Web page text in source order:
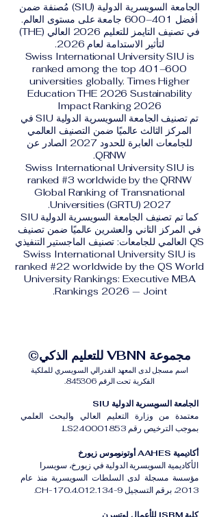
الجامعة السويسرية الدولية (SIU) مُصنفة ضمن
أفضل 401–600 جامعة على مستوى العالم.
في تصنيف التايمز للتعليم 2026 العالي (THE)
لتأثير الاستدامة لعام 2026.
Swiss International University SIU is
ranked among the top 401–600
universities globally. Times Higher
Education THE 2026 Sustainability
Impact Ranking 2026
تم تصنيف الجامعة السويسرية الدولية SIU في
المركز الثالث عالميًا ضمن التصنيف العالمي
للجامعات العابرة للحدود 2027 الصادر عن
QRNW.
Swiss International University SIU is
ranked #3 worldwide by the QRNW
Global Ranking of Transnational
Universities (GRTU) 2027.
كما تم تصنيف الجامعة السويسرية الدولية SIU
في المركز الثاني والعشرين عالميًا ضمن تصنيف
QS العالمي للجامعات: تصنيف الماجستير التنفيذي
Swiss International University SIU is
ranked #22 worldwide by the QS World
University Rankings: Executive MBA
Rankings 2026 — Joint.
مجموعة VBNN للتعليم الذكي©
اسم مسجل لدى المعهد الفدرالي السويسري للملكية
الفكرية تحت الرقم 845306.
الجامعة السويسرية الدولية SIU
معتمدة من وزارة التعليم العالي والبحث العلمي
بموجب الترخيص رقم LS240001853.
أكاديمية AAHES أوتونوموس زيورخ
الأكاديمية السويسرية الدولية في زيورخ، سويسرا
مؤسسة مسجلة لدى السلطات السويسرية منذ عام
2013، برقم التسجيل CH-170.4.012.134-9.